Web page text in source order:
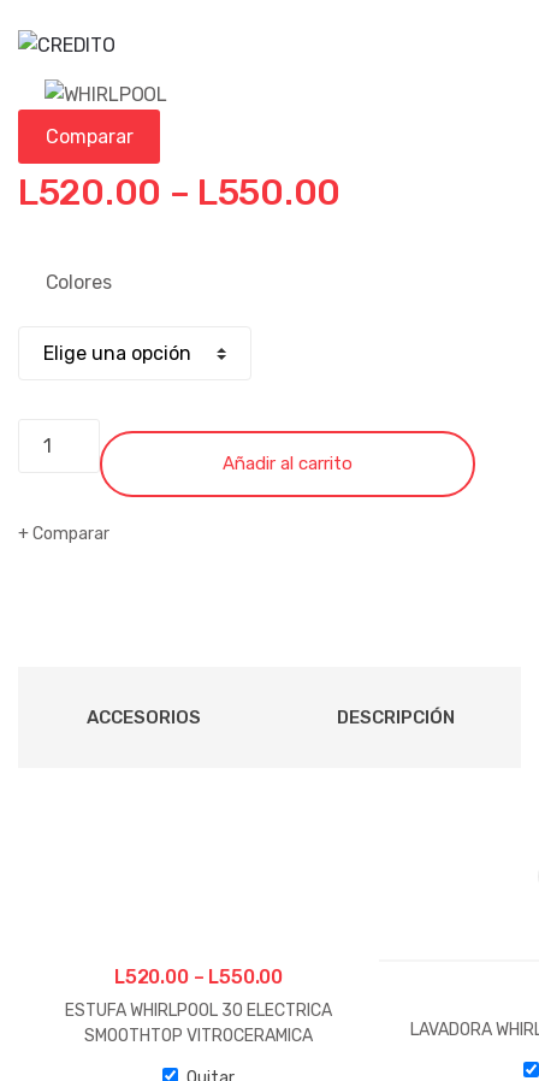
Comparar
L520.00 – L550.00
Colores
ESTUFA
WHIRLPOOL
ELECTRICA
Añadir al carrito
Comparar
ACCESORIOS DESCRIPCIÓN
L520.00– L550.00
ESTUFA WHIRLPOOL 30 ELECTRICA
SMOOTHTOP VITROCERAMICA
LAVADORA